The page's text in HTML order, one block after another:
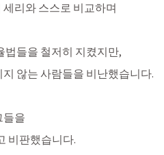
리와 스스로 비교하며
법들을 철저히 지켰지만,
않는 사람들을 비난했습니다.
들을
비판했습니다.